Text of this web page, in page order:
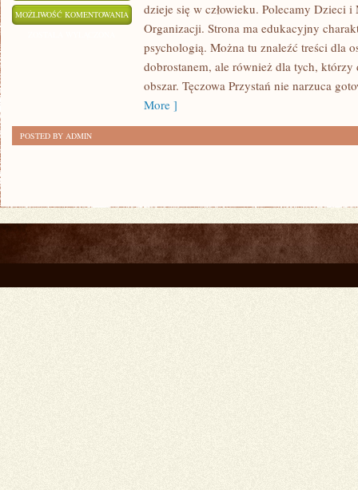
MOŻLIWOŚĆ KOMENTOWANIA PORADNIE
TERAPIE
dzieje się w człowieku. Polecamy Dzieci i
Organizacji. Strona ma edukacyjny
psychologią. Można tu znaleźć treści dla
dobrostanem, ale również dla tych,
obszar. Tęczowa Przystań nie narzuca
More ]
POSTED BY ADMIN